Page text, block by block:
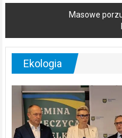
Masowe
Ekologia